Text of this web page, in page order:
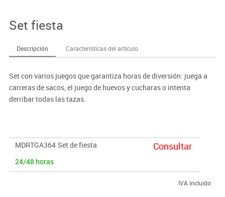
Set fiesta
Descripción Características del artículo
Set con varios juegos que garantiza horas de diversión: juega a
carreras de sacos, el juego de huevos y cucharas o intenta
derribar todas las tazas.
MDRTGA364 Set de fiesta
24/48 horas
Consultar
IVA incluido